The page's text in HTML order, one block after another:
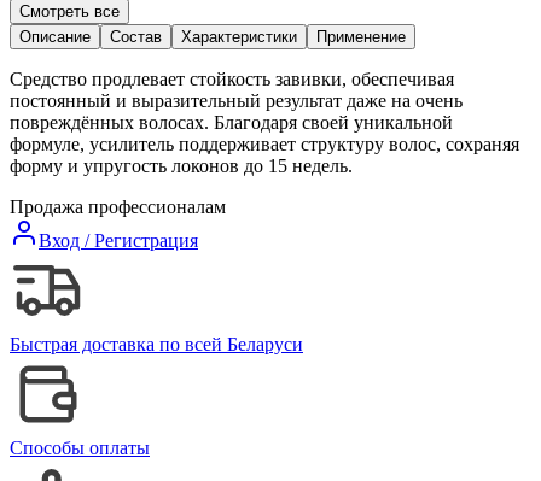
Смотреть все
Описание
Состав Характеристики Применение
Средство продлевает стойкость завивки, обеспечивая
постоянный и выразительный результат даже на очень
повреждённых волосах. Благодаря своей уникальной
формуле, усилитель поддерживает структуру волос, сохраняя
форму и упругость локонов до 15 недель.
Продажа профессионалам
Вход / Регистрация
Быстрая доставка по всей Беларуси
Способы оплаты